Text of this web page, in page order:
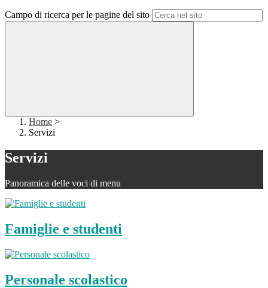
Campo di ricerca per le pagine del sito
Home >
Servizi
Servizi
Panoramica delle voci di menu
Famiglie e studenti
Personale scolastico